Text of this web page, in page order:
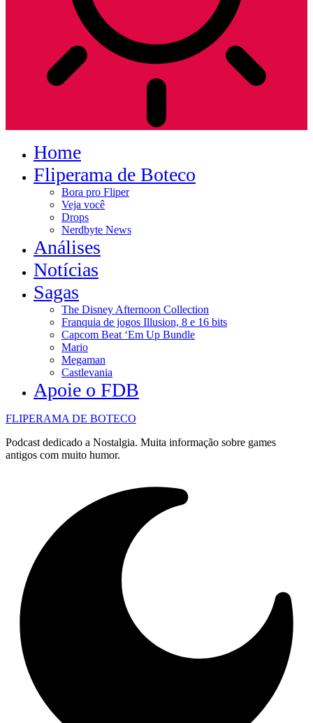
Home
Fliperama de Boteco
Bora pro Fliper
Veja você
Drops
Nerdbyte News
Análises
Notícias
Sagas
The Disney Afternoon Collection
Franquia de jogos Illusion, 8 e 16 bits
Capcom Beat ‘Em Up Bundle
Mario
Megaman
Castlevania
Apoie o FDB
FLIPERAMA DE BOTECO
Podcast dedicado a Nostalgia. Muita informação sobre games
antigos com muito humor.